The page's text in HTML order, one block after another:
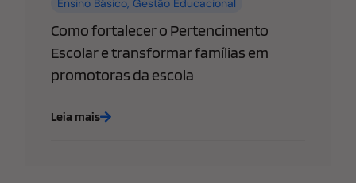
Ensino Básico,Gestão Educacional
Como fortalecer o Pertencimento
Escolar e transformar famílias em
promotoras da escola
Leia mais